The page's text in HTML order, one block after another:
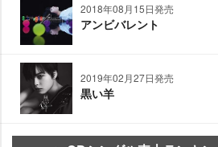
2018年08月15日発売
アンビバレント
2019年02月27日発売
黒い羊